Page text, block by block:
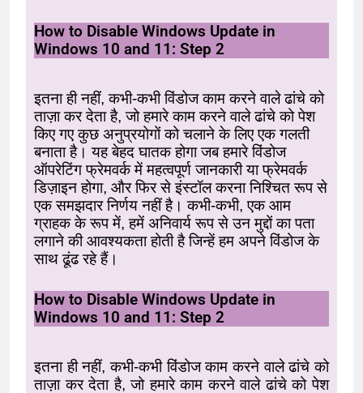
How to Disable Windows Update in
Windows 10 and 11: Step 2
इतना ही नहीं, कभी-कभी विंडोज काम करने वाले ढांचे को
ताज़ा कर देता है, जो हमारे काम करने वाले ढांचे को पेश
किए गए कुछ अनुप्रयोगों को चलाने के लिए एक गलती
बनाता है। यह बेहद घातक होगा जब हमारे विंडोज
ऑपरेटिंग फ्रेमवर्क में महत्वपूर्ण जानकारी या फ्रेमवर्क
डिज़ाइन होगा, और फिर से इंस्टॉल करना निश्चित रूप से
एक समझदार निर्णय नहीं है। कभी-कभी, एक आम
ग्राहक के रूप में, हमें अनिवार्य रूप से उन मुद्दों का पता
लगाने की आवश्यकता होती है जिन्हें हम अपने विंडोज के
साथ ढूंढ रहे हैं।
How to Disable Windows Update in
Windows 10 and 11: Step 2
इतना ही नहीं, कभी-कभी विंडोज काम करने वाले ढांचे को
ताज़ा कर देता है, जो हमारे काम करने वाले ढांचे को पेश